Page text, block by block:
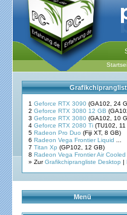
1 Geforce RTX 3090 (GA102, 24
2 Geforce RTX 3080 12 GB
3 Geforce RTX 3080 (GA102, 10
4 Geforce RTX 2080 Ti (TU102, 11
5 Radeon Pro Duo (Fiji XT, 8 GB)
6 Radeon Vega Frontier Liquid
7 Titan Xp (GP102, 12 GB)
8 Radeon Vega Frontier Air Cooled
» ZurGrafikchiprangliste Desktop |
Menü